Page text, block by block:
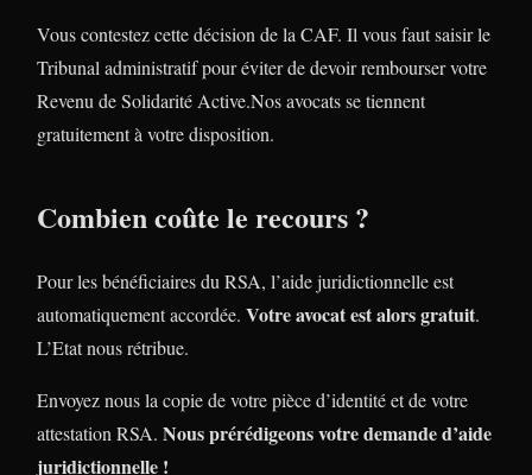
Vous contestez cette décision de la CAF. Il vous faut saisir le
Tribunal administratif pour éviter de devoir rembourser votre
Revenu de Solidarité Active.Nos avocats se tiennent
gratuitement à votre disposition.
Combien coûte le recours ?
Pour les bénéficiaires du RSA, l’aide juridictionnelle est
automatiquement accordée. Votre avocat est alors gratuit.
L’Etat nous rétribue.
Envoyez nous la copie de votre pièce d’identité et de votre
attestation RSA. Nous prérédigeons votre demande d’aide
juridictionnelle !